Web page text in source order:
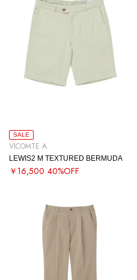
SALE
VICOMTE A.
LEWIS2 M TEXTURED BERMUDA
￥16,500 40%OFF